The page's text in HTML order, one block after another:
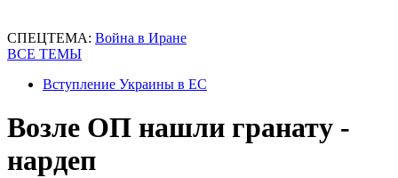
СПЕЦТЕМА: Война в Иране
ВСЕ ТЕМЫ
Вступление Украины в ЕС
Возле ОП нашли гранату -
нардеп